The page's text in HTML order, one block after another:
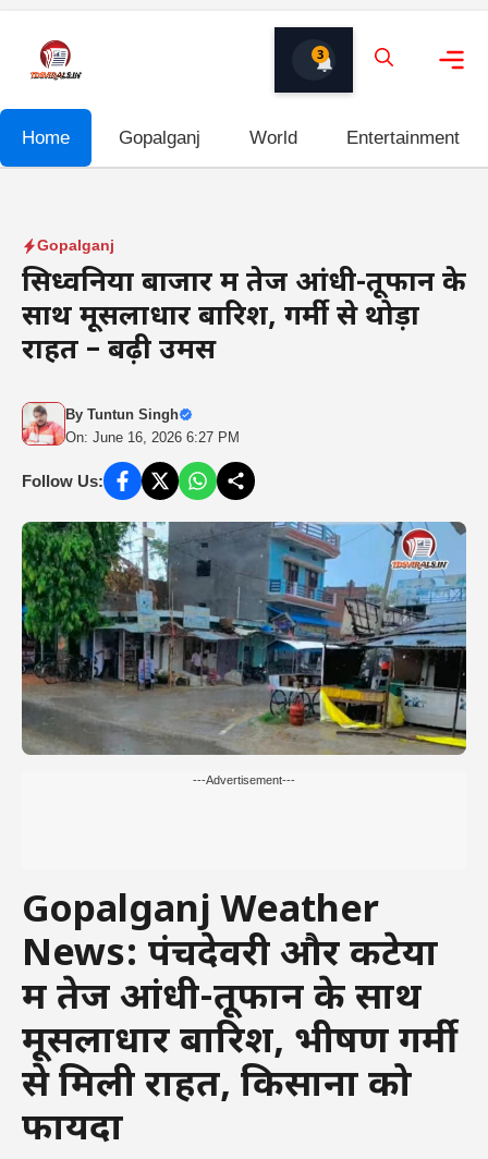
content
3
Home Gopalganj World Entertainment
Gopalganj
सिध्वनिया बाजार में तेज आंधी-तूफान के
साथ मूसलाधार बारिश, गर्मी से थोड़ा
राहत – बढ़ी उमस
By Tuntun Singh
On: June 16, 2026 6:27 PM
Follow Us:
---Advertisement---
Gopalganj Weather
News: पंचदेवरी और कटेया
में तेज आंधी-तूफान के साथ
मूसलाधार बारिश, भीषण गर्मी
से मिली राहत, किसानों को
फायदा